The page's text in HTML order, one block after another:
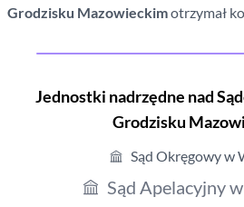
Grodzisku Mazowieckimotrzymał
Jednostki nadrzędne nad
Grodzisku
Sąd Okręgowy w
Sąd Apelacyjny